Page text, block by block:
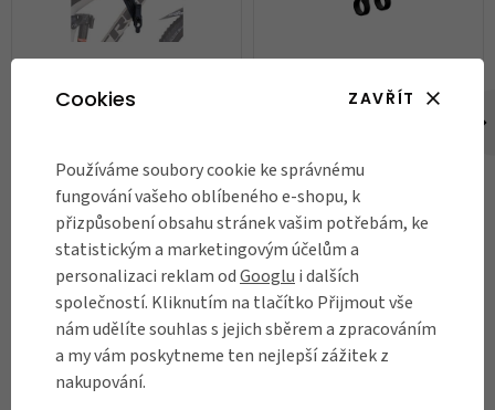
3 990 Kč
Skladem
DO KOŠÍKU
968 Kč
Skladem
DO KOŠÍKU
RECENZE
Názory našich zákazníků
Cookies ZAVŘÍT
Používáme soubory cookie ke správnému
fungování vašeho oblíbeného e-shopu, k
přizpůsobení obsahu stránek vašim potřebám, ke
statistickým a marketingovým účelům a
personalizaci reklam odGooglu i dalších
společností. Kliknutím na tlačítko Přijmout vše
nám udělíte souhlas s jejich sběrem a zpracováním
a my vám poskytneme ten nejlepší zážitek z
nakupování.